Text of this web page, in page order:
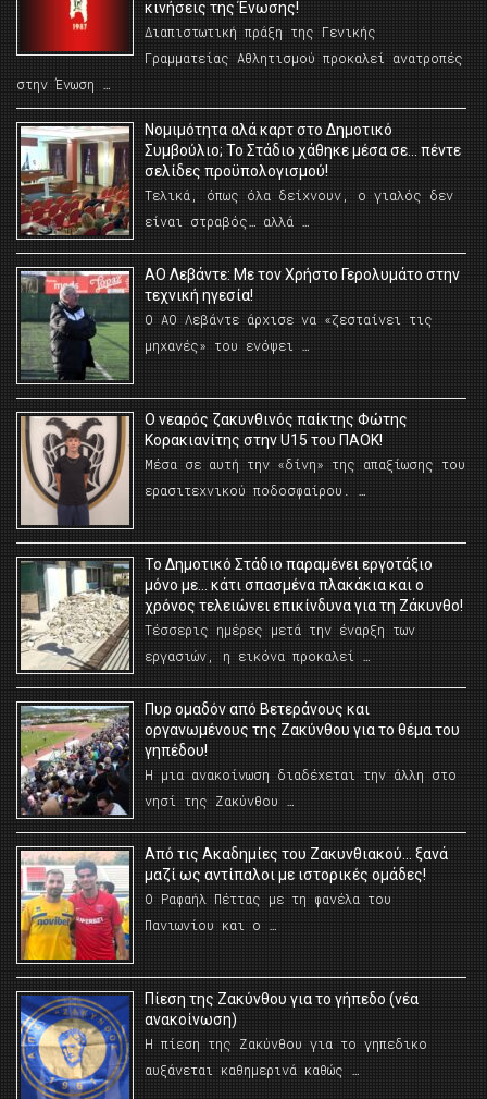
κινήσεις της Ένωσης!
Διαπιστωτική πράξη της Γενικής
Γραμματείας Αθλητισμού προκαλεί ανατροπές
στην Ένωση …
Νομιμότητα αλά καρτ στο Δημοτικό
Συμβούλιο; Το Στάδιο χάθηκε μέσα σε… πέντε
σελίδες προϋπολογισμού!
Τελικά, όπως όλα δείχνουν, ο γιαλός δεν
είναι στραβός… αλλά …
ΑΟ Λεβάντε: Με τον Χρήστο Γερολυμάτο στην
τεχνική ηγεσία!
Ο ΑΟ Λεβάντε άρχισε να «ζεσταίνει τις
μηχανές» του ενόψει …
O νεαρός ζακυνθινός παίκτης Φώτης
Κορακιανίτης στην U15 του ΠΑΟΚ!
Μέσα σε αυτή την «δίνη» της απαξίωσης του
ερασιτεχνικού ποδοσφαίρου. …
Το Δημοτικό Στάδιο παραμένει εργοτάξιο
μόνο με… κάτι σπασμένα πλακάκια και ο
χρόνος τελειώνει επικίνδυνα για τη Ζάκυνθο!
Τέσσερις ημέρες μετά την έναρξη των
εργασιών, η εικόνα προκαλεί …
Πυρ ομαδόν από Βετεράνους και
οργανωμένους της Ζακύνθου για το θέμα του
γηπέδου!
Η μια ανακοίνωση διαδέχεται την άλλη στο
νησί της Ζακύνθου …
Από τις Ακαδημίες του Ζακυνθιακού… ξανά
μαζί ως αντίπαλοι με ιστορικές ομάδες!
Ο Ραφαήλ Πέττας με τη φανέλα του
Πανιωνίου και ο …
Πίεση της Ζακύνθου για το γήπεδο (νέα
ανακοίνωση)
Η πίεση της Ζακύνθου για το γηπεδικο
αυξάνεται καθημερινά καθώς …